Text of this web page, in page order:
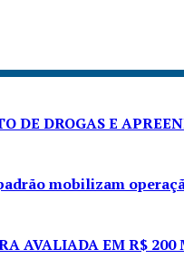
DROGAS E
mobilizam
AVALIADA EM R$ 200